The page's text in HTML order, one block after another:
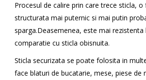
Procesul de calire prin care trece sticla, o
structurata mai puternic si mai putin
sparga.Deasemenea, este mai rezistenta
comparatie cu sticla obisnuita.
Sticla securizata se poate folosita in
face blaturi de bucatarie, mese, piese de